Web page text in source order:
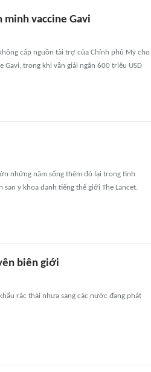
vaccine Gavi
cấp nguồn tài trợ của Chính phủ Mỹ cho
Gavi, trong khi vẫn giải ngân 600 triệu USD
những năm sống thêm đó lại trong tình
y khoa danh tiếng thế giới The Lancet.
biên giới
rác thải nhựa sang các nước đang phát